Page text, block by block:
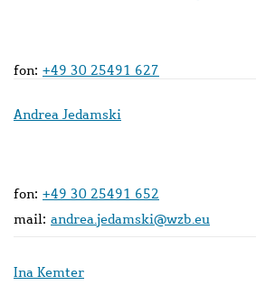
fon: +49 30 25491 627
Andrea Jedamski
fon: +49 30 25491 652
mail: andrea.jedamski@wzb.eu
Ina Kemter